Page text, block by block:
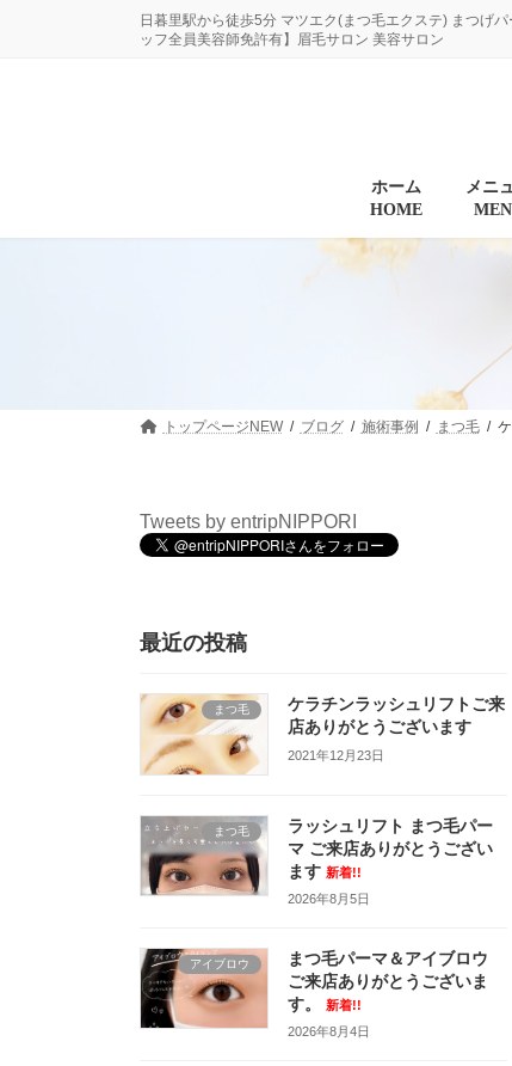
プ
動
日暮里駅から徒歩5分 マツエク(まつ毛エクステ) まつげ
ッフ全員美容師免許有】眉毛サロン 美容サロン
ホーム
HOME
メニ
トップページNEW ブログ 施術事例 まつ毛
Tweets by entripNIPPORI
最近の投稿
まつ毛
ケラチンラッシュリフトご来
店ありがとうございます
2021年12月23日
まつ毛
ラッシュリフト まつ毛パー
マ ご来店ありがとうござい
ます 新着!!
2026年8月5日
アイブロウ
まつ毛パーマ＆アイブロウ
ご来店ありがとうございま
す。
新着!!
2026年8月4日